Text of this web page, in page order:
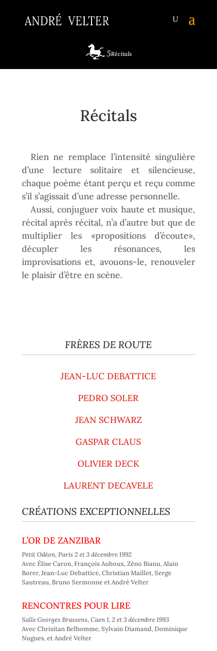
Récitals
Récitals
Rien ne remplace l’intensité singulière
d’une lecture solitaire et silencieuse,
chaque poème étant perçu et reçu comme
s’il s’agissait d’une adresse personnelle.
Aussi, conjuguer voix haute et musique,
récital après récital, n’a d’autre but que de
multiplier les «propositions d’écoute»,
décupler les résonances, les
improvisations et, avouons-le, renouveler
le plaisir d’être en scène.
FRÈRES DE ROUTE
JEAN-LUC DEBATTICE
PEDRO SOLER
JEAN SCHWARZ
GASPAR CLAUS
OLIVIER DECK
LAURENT DECAVELE
CRÉATIONS EXCEPTIONNELLES
L’OR DE ZANZIBAR
Petit Odéon, Paris 2 et 3 décembre 1992
Avec Élise Caron, François Auboux, Zéno Bianu, Alain
Borer, Jean-Luc Debattice, Christian Maillet, Serge
Sautreau, Bruno Sermonne et André Velter
RENCONTRES POUR LIRE
Salle Georges Brassens, Caen 1, 2 et 3 décembre 1993
Avec Chrisitan Belhomme, Sylvain Diamand, Dominique
Nugues, et André Velter